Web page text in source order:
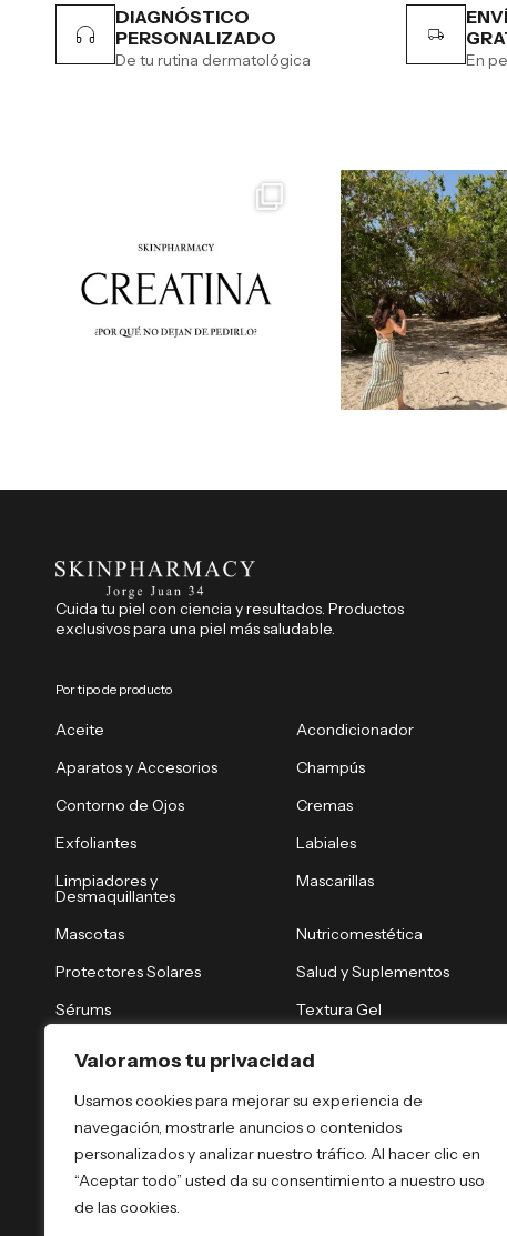
Valoramos tu privacidad
Usamos cookies para mejorar su experiencia de
navegación, mostrarle anuncios o contenidos
personalizados y analizar nuestro tráfico. Al hacer clic en
“Aceptar todo” usted da su consentimiento a nuestro uso
de las cookies.
DIAGNÓSTICO
PERSONALIZADO
De tu rutina dermatológica En
Cuida tu piel con ciencia y resultados. Productos
exclusivos para una piel más saludable.
Por tipo de producto
Aceite
Acondicionador
Aparatos y Accesorios
Champús
Contorno de Ojos
Cremas
Exfoliantes
Labiales
Limpiadores y
Desmaquillantes
Mascarillas
Mascotas
Nutricomestética
Protectores Solares
Salud y Suplementos
Sérums
Textura Gel